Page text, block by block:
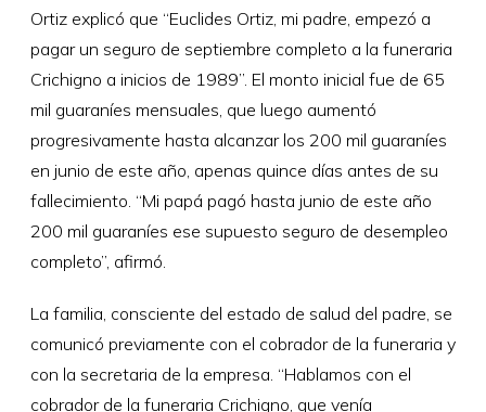
Ortiz explicó que “Euclides Ortiz, mi padre, empezó a
pagar un seguro de septiembre completo a la funeraria
Crichigno a inicios de 1989”. El monto inicial fue de 65
mil guaraníes mensuales, que luego aumentó
progresivamente hasta alcanzar los 200 mil guaraníes
en junio de este año, apenas quince días antes de su
fallecimiento. “Mi papá pagó hasta junio de este año
200 mil guaraníes ese supuesto seguro de desempleo
completo”, afirmó.
La familia, consciente del estado de salud del padre, se
comunicó previamente con el cobrador de la funeraria y
con la secretaria de la empresa. “Hablamos con el
cobrador de la funeraria Crichigno, que venía